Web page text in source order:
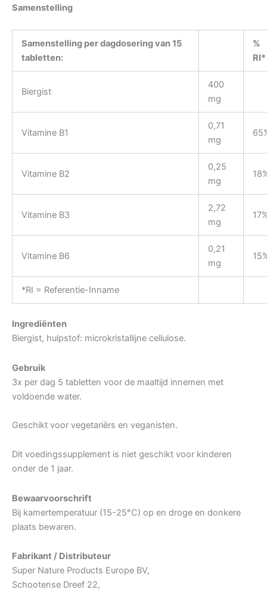
Samenstelling
Samenstelling per dagdosering van 15
tabletten:
%
RI*
Biergist
400
mg
Vitamine B1
0,71
mg
Vitamine B2
0,25
mg
Vitamine B3
2,72
mg
Vitamine B6
0,21
mg
*RI = Referentie-Inname
Ingrediënten
Biergist, hulpstof: microkristallijne cellulose.
Gebruik
3x per dag 5 tabletten voor de maaltijd innemen met
voldoende water.
Geschikt voor vegetariërs en veganisten.
Dit voedingssupplement is niet geschikt voor kinderen
onder de 1 jaar.
Bewaarvoorschrift
Bij kamertemperatuur (15-25°C) op en droge en donkere
plaats bewaren.
Fabrikant / Distributeur
Super Nature Products Europe BV,
Schootense Dreef 22,